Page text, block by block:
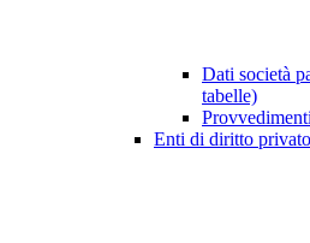
Dati società
tabelle)
Provvedimenti
Enti di diritto